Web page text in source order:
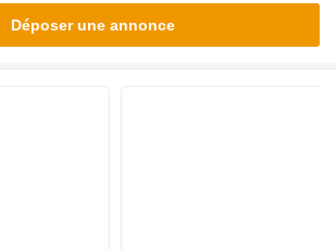
Déposer une annonce